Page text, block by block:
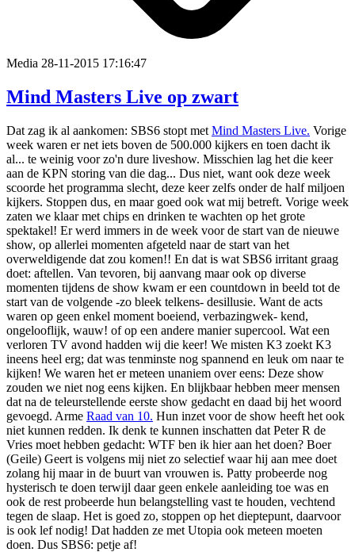
Media 28-11-2015 17:16:47
Mind Masters Live op zwart
Dat zag ik al aankomen: SBS6 stopt met Mind Masters Live. Vorige
week waren er net iets boven de 500.000 kijkers en toen dacht ik
al... te weinig voor zo'n dure liveshow. Misschien lag het die keer
aan de KPN storing van die dag... Dus niet, want ook deze week
scoorde het programma slecht, deze keer zelfs onder de half miljoen
kijkers. Stoppen dus, en maar goed ook wat mij betreft. Vorige week
zaten we klaar met chips en drinken te wachten op het grote
spektakel! Er werd immers in de week voor de start van de nieuwe
show, op allerlei momenten afgeteld naar de start van het
overweldigende dat zou komen!! En dat is wat SBS6 irritant graag
doet: aftellen. Van tevoren, bij aanvang maar ook op diverse
momenten tijdens de show kwam er een countdown in beeld tot de
start van de volgende -zo bleek telkens- desillusie. Want de acts
waren op geen enkel moment boeiend, verbazingwek- kend,
ongelooflijk, wauw! of op een andere manier supercool. Wat een
verloren TV avond hadden wij die keer! We misten K3 zoekt K3
ineens heel erg; dat was tenminste nog spannend en leuk om naar te
kijken! We waren het er meteen unaniem over eens: Deze show
zouden we niet nog eens kijken. En blijkbaar hebben meer mensen
dat na de teleurstellende eerste show gedacht en daad bij het woord
gevoegd. Arme Raad van 10. Hun inzet voor de show heeft het ook
niet kunnen redden. Ik denk te kunnen inschatten dat Peter R de
Vries moet hebben gedacht: WTF ben ik hier aan het doen? Boer
(Geile) Geert is volgens mij niet zo selectief waar hij aan mee doet
zolang hij maar in de buurt van vrouwen is. Patty probeerde nog
hysterisch te doen terwijl daar geen enkele aanleiding toe was en
ook de rest probeerde hun belangstelling vast te houden, vechtend
tegen de slaap. Het is goed zo, stoppen op het dieptepunt, daarvoor
is ook lef nodig! Dat hadden ze met Utopia ook meteen moeten
doen. Dus SBS6: petje af!